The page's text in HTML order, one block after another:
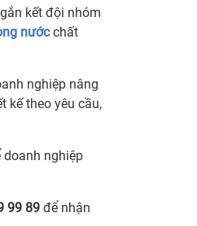
kết đội nhóm
nướcchất
nghiệp nâng
kế theo yêu cầu,
nghiệp
99 89để nhận